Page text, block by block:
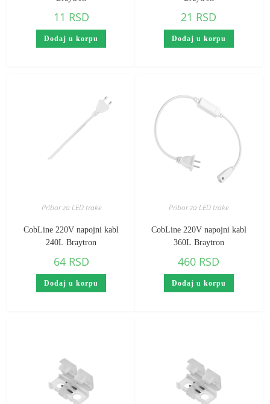
11 RSD
Dodaj u korpu
21 RSD
Dodaj u korpu
Pribor za LED trake
CobLine 220V napojni kabl
240L Braytron
64 RSD
Dodaj u korpu
Pribor za LED trake
CobLine 220V napojni kabl
360L Braytron
460 RSD
Dodaj u korpu